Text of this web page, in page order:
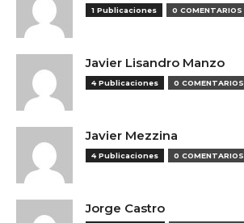
1 Publicaciones 0 COMENTARIOS
Javier Lisandro Manzo
4 Publicaciones 0 COMENTARIOS
Javier Mezzina
4 Publicaciones 0 COMENTARIOS
Jorge Castro